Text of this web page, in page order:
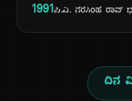
1991ಪಿ.ವಿ. ನರಸಿಂಹ ರಾವ್
ದಿನ